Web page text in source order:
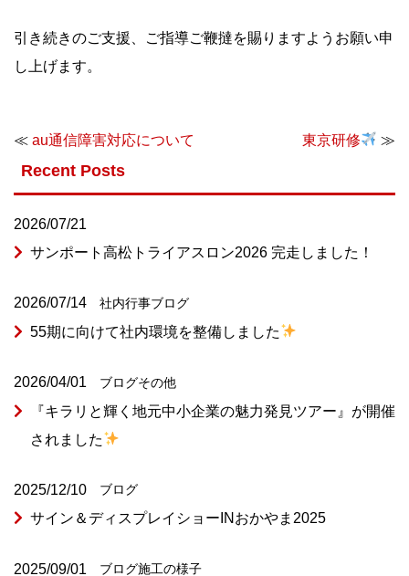
引き続きのご支援、ご指導ご鞭撻を賜りますようお願い申
し上げます。
≪ au通信障害対応について 東京研修 ≫
Recent Posts
2026/07/21
サンポート高松トライアスロン2026 完走しました！
2026/07/14 社内行事ブログ
55期に向けて社内環境を整備しました
2026/04/01 ブログその他
『キラリと輝く地元中小企業の魅力発見ツアー』が開催
されました
2025/12/10 ブログ
サイン＆ディスプレイショーINおかやま2025
2025/09/01 ブログ施工の様子